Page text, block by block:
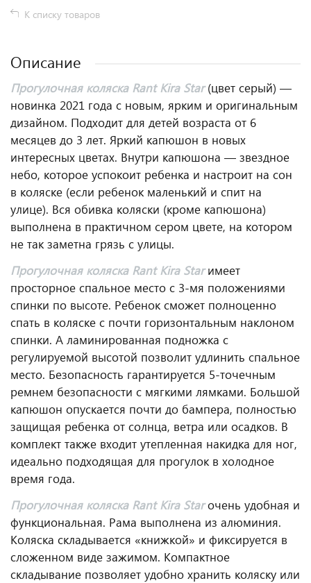
К списку товаров
Описание
Прогулочная коляска Rant Kira Star(цвет серый) —
новинка 2021 года с новым, ярким и оригинальным
дизайном. Подходит для детей возраста от 6
месяцев до 3 лет. Яркий капюшон в новых
интересных цветах. Внутри капюшона — звездное
небо, которое успокоит ребенка и настроит на сон
в коляске (если ребенок маленький и спит на
улице). Вся обивка коляски (кроме капюшона)
выполнена в практичном сером цвете, на котором
не так заметна грязь с улицы.
Прогулочная коляска Rant Kira Starимеет
просторное спальное место с 3-мя положениями
спинки по высоте. Ребенок сможет полноценно
спать в коляске с почти горизонтальным наклоном
спинки. А ламинированная подножка с
регулируемой высотой позволит удлинить спальное
место. Безопасность гарантируется 5-точечным
ремнем безопасности с мягкими лямками. Большой
капюшон опускается почти до бампера, полностью
защищая ребенка от солнца, ветра или осадков. В
комплект также входит утепленная накидка для ног,
идеально подходящая для прогулок в холодное
время года.
Прогулочная коляска Rant Kira Starочень удобная и
функциональная. Рама выполнена из алюминия.
Коляска складывается «книжкой» и фиксируется в
сложенном виде зажимом. Компактное
складывание позволяет удобно хранить коляску или